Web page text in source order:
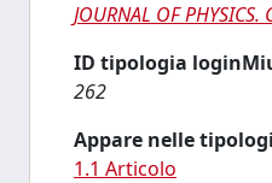
JOURNAL OF PHYSICS.
ID tipologia
262
Appare nelle
1.1 Articolo